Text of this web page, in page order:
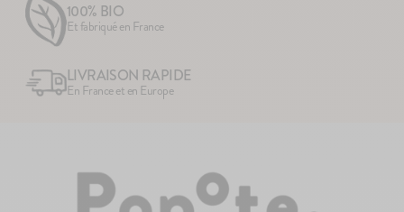
100% BIO
Et fabriqué en France
LIVRAISON RAPIDE
En France et en Europe